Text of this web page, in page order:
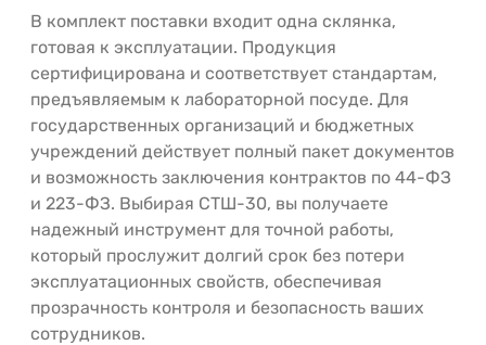
В комплект поставки входит одна склянка,
готовая к эксплуатации. Продукция
сертифицирована и соответствует стандартам,
предъявляемым к лабораторной посуде. Для
государственных организаций и бюджетных
учреждений действует полный пакет документов
и возможность заключения контрактов по 44-ФЗ
и 223-ФЗ. Выбирая СТШ-30, вы получаете
надежный инструмент для точной работы,
который прослужит долгий срок без потери
эксплуатационных свойств, обеспечивая
прозрачность контроля и безопасность ваших
сотрудников.